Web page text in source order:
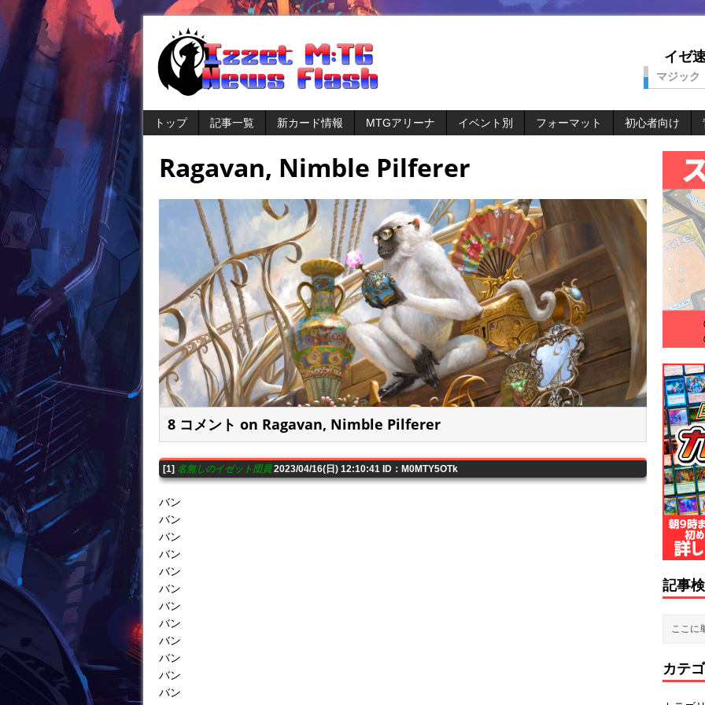
イゼ
マジック
トップ 記事一覧 新カード情報 MTGアリーナ イベント別 フォーマット 初心者向け
Ragavan, Nimble Pilferer
8 コメント on Ragavan, Nimble Pilferer
[1] 名無しのイゼット団員2023/04/16(日) 12:10:41 ID：M0MTY5OTk
バン
バン
バン
バン
バン
バン
バン
バン
バン
バン
バン
バン
記事
カテ